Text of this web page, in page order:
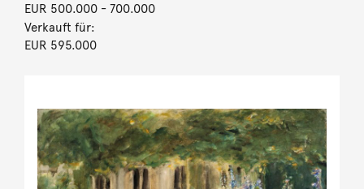
EUR 500.000- 700.000
Verkauft für:
EUR 595.000